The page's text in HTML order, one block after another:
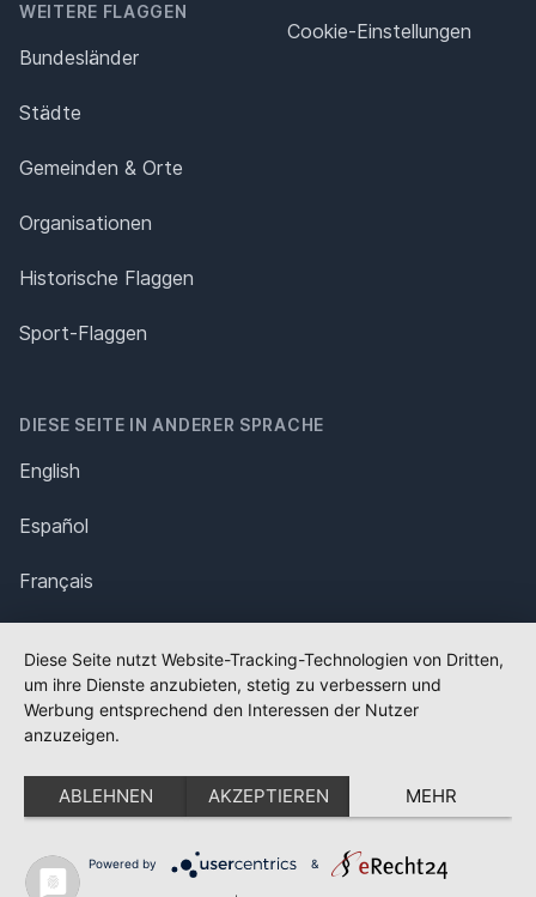
WEITERE FLAGGEN
Bundesländer
Städte
Gemeinden & Orte
Organisationen
Historische Flaggen
Sport-Flaggen
Cookie-Einstellungen
DIESE SEITE IN ANDERER SPRACHE
English
Español
Français
Polska
Português
Nederlands
Svenska
Diese Seite nutzt Website-Tracking-Technologien von Dritten,
um ihre Dienste anzubieten, stetig zu verbessern und
Werbung entsprechend den Interessen der Nutzer
anzuzeigen.
ABLEHNEN AKZEPTIEREN MEHR
Powered by &